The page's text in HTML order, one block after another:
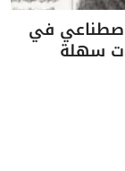
في
سهلة